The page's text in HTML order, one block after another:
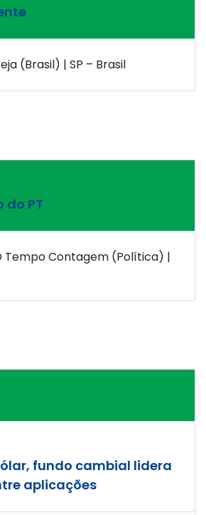
(Brasil) | SP – Brasil
PT
Tempo Contagem (Política) |
fundo cambial lidera
aplicações